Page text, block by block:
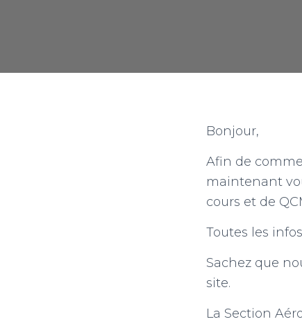
Bonjour,
Afin de
maintenant
cours et de
Toutes les
Sachez que
site.
La Section